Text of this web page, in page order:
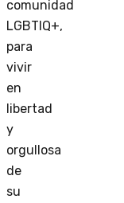
comunidad
LGBTIQ+,
para
vivir
en
libertad
y
orgullosa
de
su